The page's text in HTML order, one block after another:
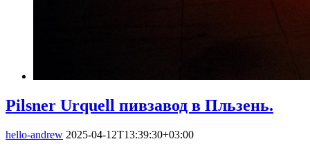
Pilsner Urquell пивзавод в Пльзень.
hello-andrew 2025-04-12T13:39:30+03:00